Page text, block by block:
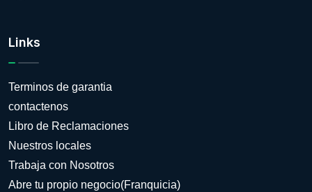
Links
Terminos de garantia
contactenos
Libro de Reclamaciones
Nuestros locales
Trabaja con Nosotros
Abre tu propio negocio(Franquicia)